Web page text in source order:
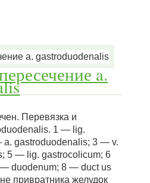
a.
Перевязка и
1 — lig.
gastroduodenalis; 3 — v.
5 — lig. gastrocolicum; 6
duodenum; 8 — duct us
привратника желудок